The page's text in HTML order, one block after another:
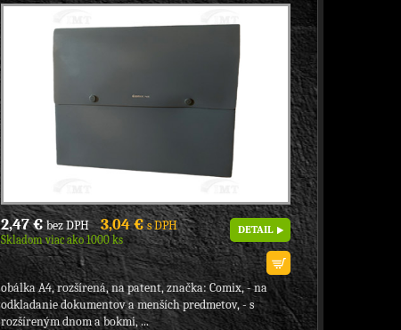
2,47 €bez DPH 3,04 €s DPH
Skladom viac ako 1000 ks
DETAIL
obálka A4, rozšírená, na patent, značka: Comix, - na
odkladanie dokumentov a menších predmetov, - s
rozšíreným dnom a bokmi, ...